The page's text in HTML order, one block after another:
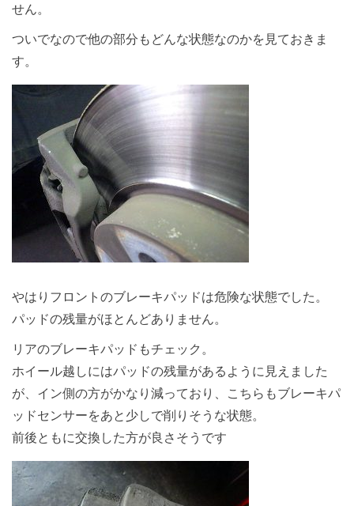
せん。
ついでなので他の部分もどんな状態なのかを見ておきま
す。
やはりフロントのブレーキパッドは危険な状態でした。
パッドの残量がほとんどありません。
リアのブレーキパッドもチェック。
ホイール越しにはパッドの残量があるように見えました
が、イン側の方がかなり減っており、こちらもブレーキパ
ッドセンサーをあと少しで削りそうな状態。
前後ともに交換した方が良さそうです